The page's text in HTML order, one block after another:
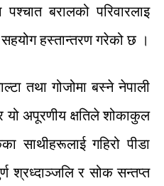
पश्चात बरालको परिवारलाइ
सहयोगहस्तान्तरण गरेको छ ।
तथा गोजोमा बस्ने नेपाली
यो अपूरणीय क्षतिले शोकाकुल
साथीहरूलाई गहिरो पीडा
श्रध्दाञ्जलि र सोक सन्तप्त